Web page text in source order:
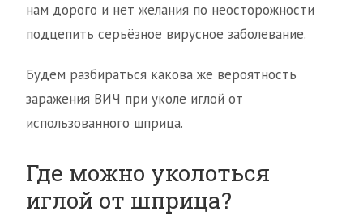
нам дорого и нет желания по неосторожности
подцепить серьёзное вирусное заболевание.
Будем разбираться какова же вероятность
заражения ВИЧ при уколе иглой от
использованного шприца.
Где можно уколоться
иглой от шприца?